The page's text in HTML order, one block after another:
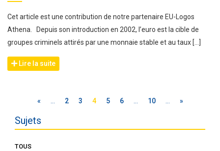
Cet article est une contribution de notre partenaire EU-Logos
Athena. Depuis son introduction en 2002, l’euro est la cible de
groupes criminels attirés par une monnaie stable et au taux […]
Lire la suite
« … 2 3 4 5 6 … 10 … »
Sujets
TOUS